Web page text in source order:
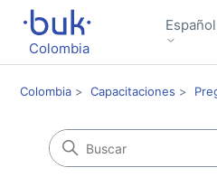
Colombia
Colombia Capacitaciones